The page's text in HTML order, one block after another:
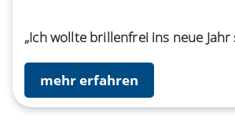
„Ich wollte brillenfrei ins neue Jahr
mehr erfahren